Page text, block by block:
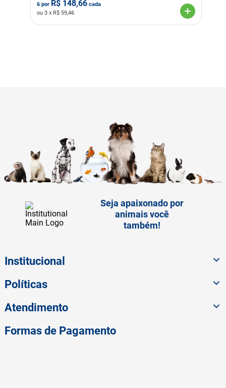
6 por R$ 148,66 cada
ou 3 x R$ 59,46
Seja apaixonado por
animais você
também!
Institucional
Políticas
Atendimento
Formas de Pagamento